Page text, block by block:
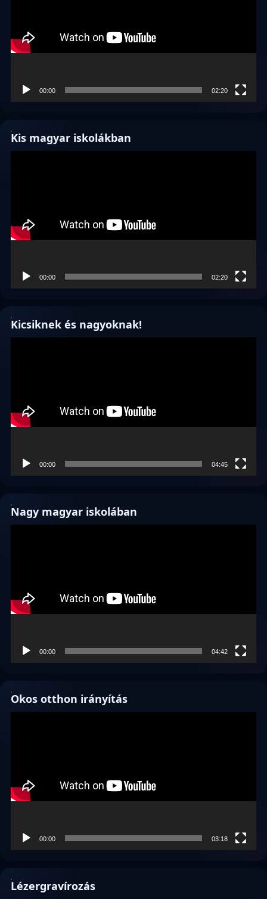
00:00 02:20
Kis magyar iskolákban
00:00 02:20
Kicsiknek és nagyoknak!
00:00 04:45
Nagy magyar iskolában
00:00 04:42
Okos otthon irányítás
00:00 03:18
Lézergravírozás